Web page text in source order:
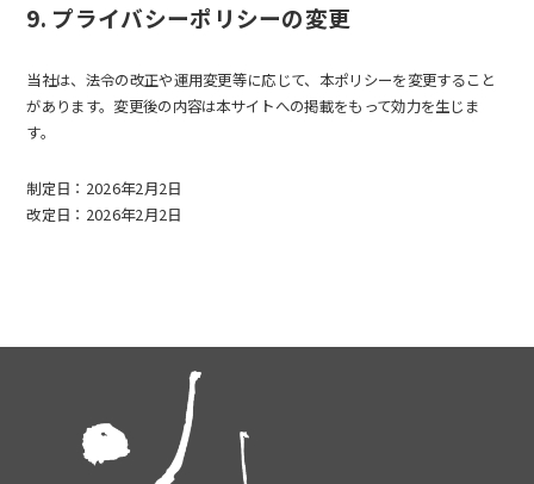
9. プライバシーポリシーの変更
当社は、法令の改正や運用変更等に応じて、本ポリシーを変更すること
があります。変更後の内容は本サイトへの掲載をもって効力を生じま
す。
制定日：2026年2月2日
改定日：2026年2月2日